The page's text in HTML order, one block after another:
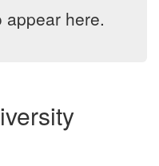
appear here.